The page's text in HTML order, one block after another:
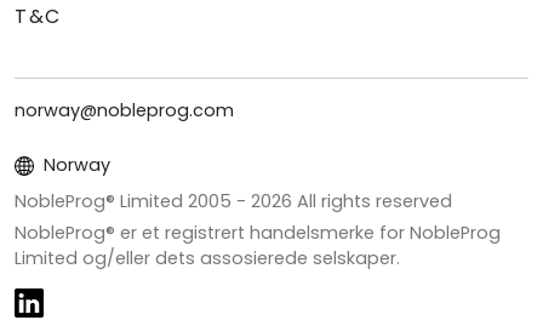
T&C
norway@nobleprog.com
Norway
NobleProg® Limited 2005 - 2026 All rights reserved
NobleProg® er et registrert handelsmerke for NobleProg
Limited og/eller dets assosierede selskaper.